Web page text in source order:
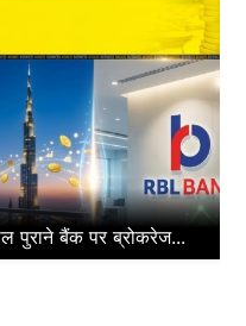
पुराने बैंक पर ब्रोकरेज...